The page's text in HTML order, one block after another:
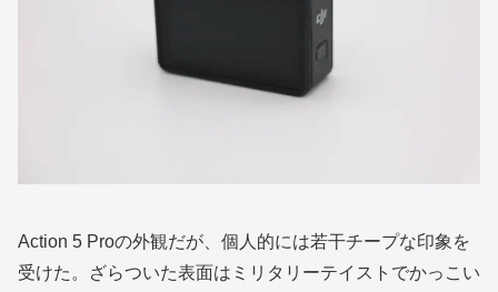
Action 5 Proの外観だが、個人的には若干チープな印象を
受けた。ざらついた表面はミリタリーテイストでかっこい